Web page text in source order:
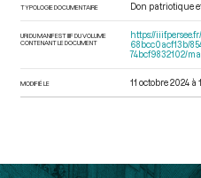
TYPOLOGIE DOCUMENTAIRE Don patriotique
URI DU MANIFEST IIIF DU VOLUME
CONTENANT LE DOCUMENT
https://
68bcc0acf13b/
74bcf9832102/
MODIFIÉ LE 11 octobre 2024 à